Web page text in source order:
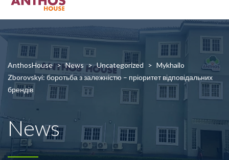
AnthosHouse > News > Uncategorized > Mykhailo
Zborovskyi: боротьба з залежністю – пріоритет відповідальних
брендів
News